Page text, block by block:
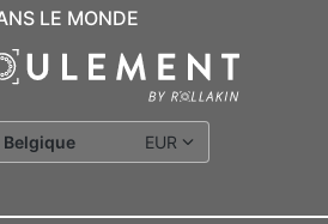
LE MONDE
Belgique EUR